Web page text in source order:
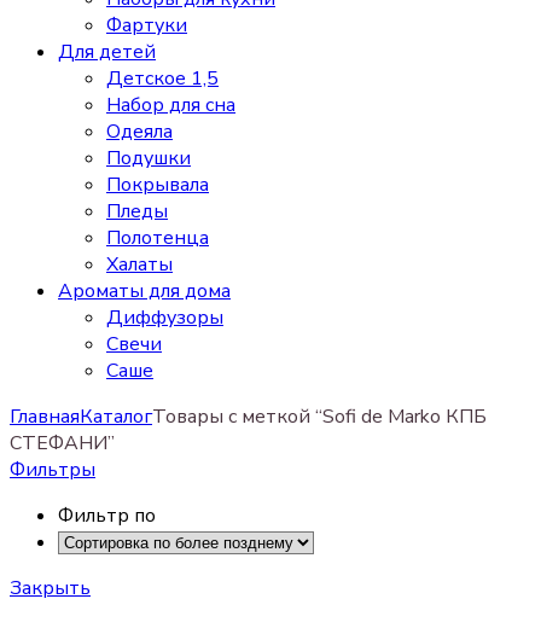
Фартуки
Для детей
Детское 1,5
Набор для сна
Одеяла
Подушки
Покрывала
Пледы
Полотенца
Халаты
Ароматы для дома
Диффузоры
Свечи
Cаше
ГлавнаяКаталогТовары с меткой “Sofi de Marko КПБ
СТЕФАНИ”
Фильтры
Фильтр по
Закрыть